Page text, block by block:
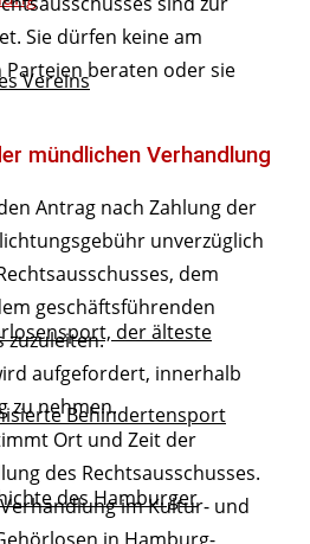
Vereins
der älteste
Behindertensport
des Hamburger
Sie dürfen keine am
beraten oder sie
mündlichen Verhandlung
Antrag nach Zahlung der
unverzüglich
dem
geschäftsführenden
zuzuleiten.
aufgefordert, innerhalb
zu nehmen.
Ort und Zeit der
des Rechtsausschusses.
im Kultur- und